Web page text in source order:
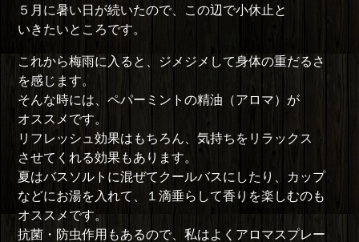
５月に暑い日が続いたので、この辺で小休止と
いきたいところです。
これから梅雨に入ると、ジメジメして身体の重だるさ
を感じます。
そんな時には、ペパーミントの精油（アロマ）が
オススメです。
リフレッシュ効果はもちろん、気持ちをリラックス
させてくれる効果もあります。
夏はバスソルトに混ぜてクールバスにしたり、カップ
などにお湯を入れて、１滴垂らして香りを楽しむのも
オススメです。
抗菌・防虫作用もあるので、私はよくアロマスプレー